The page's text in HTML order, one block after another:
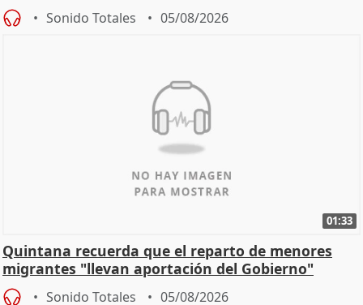
Sonido Totales 05/08/2026
01:33
Quintana recuerda que el reparto de menores
migrantes "llevan aportación del Gobierno"
central
Sonido Totales 05/08/2026